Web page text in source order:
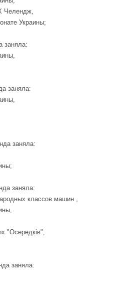
Челендж,
Украины;
заняла:
заняла:
заняла:
заняла:
классов машин ,
"Осередків",
заняла: